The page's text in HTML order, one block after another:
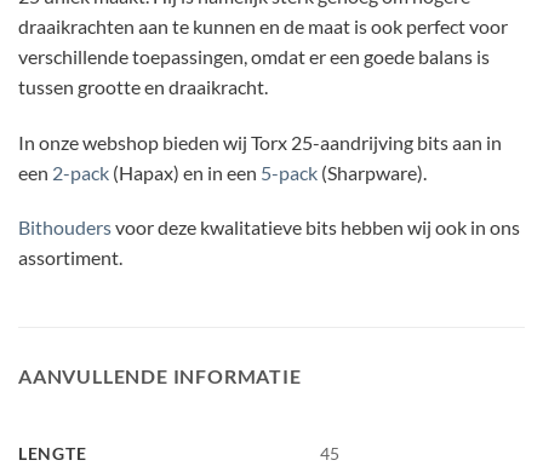
draaikrachten aan te kunnen en de maat is ook perfect voor
verschillende toepassingen, omdat er een goede balans is
tussen grootte en draaikracht.
In onze webshop bieden wij Torx 25-aandrijving bits aan in
een 2-pack (Hapax) en in een 5-pack (Sharpware).
Bithoudersvoor deze kwalitatieve bits hebben wij ook in ons
assortiment.
AANVULLENDE INFORMATIE
LENGTE 45